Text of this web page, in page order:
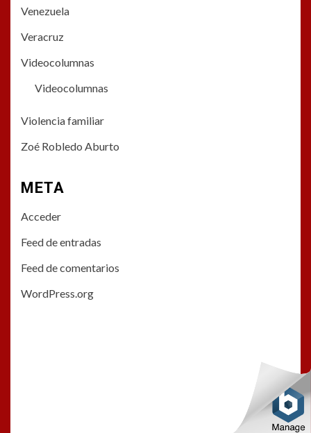
Venezuela
Veracruz
Videocolumnas
Videocolumnas
Violencia familiar
Zoé Robledo Aburto
META
Acceder
Feed de entradas
Feed de comentarios
WordPress.org